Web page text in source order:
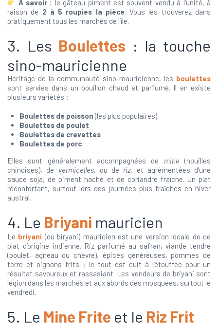
À savoir :
le gâteau piment est souvent vendu à l’unité, à
raison de 2 à 5 roupies la pièce. Vous les trouverez dans
pratiquement tous les marchés de l’île.
3. Les Boulettes : la touche
sino-mauricienne
Héritage de la communauté sino-mauricienne, les boulettes
sont servies dans un bouillon chaud et parfumé. Il en existe
plusieurs variétés :
Boulettes de poisson (les plus populaires)
Boulettes de poulet
Boulettes de crevettes
Boulettes de porc
Elles sont généralement accompagnées de mine (nouilles
chinoises), de vermicelles, ou de riz, et agrémentées d’une
sauce soja, de piment haché et de coriandre fraîche. Un plat
réconfortant, surtout lors des journées plus fraîches en hiver
austral.
4. Le Briyani mauricien
Le briyani (ou biryani) mauricien est une version locale de ce
plat d’origine indienne. Riz parfumé au safran, viande tendre
(poulet, agneau ou chèvre), épices généreuses, pommes de
terre et oignons frits : le tout est cuit à l’étouffée pour un
résultat savoureux et rassasiant. Les vendeurs de briyani sont
légion dans les marchés et aux abords des mosquées, surtout le
vendredi.
5. Le Mine Frite et le Riz Frit